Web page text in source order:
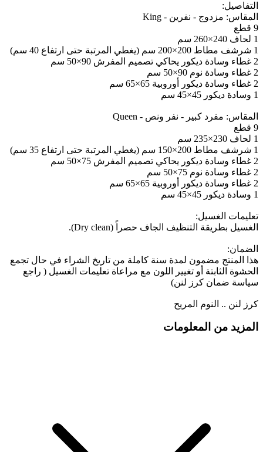
التفاصيل:
المقاس: مزدوج - نفرين - King
9 قطع
1 لحاف 240×260 سم
1 شرشف مطاط 200×200 سم (يغطي المرتبة حتى ارتفاع 40 سم)
2 غطاء وسادة ديكور يحاكي تصميم المفرش 90×50 سم
2 غطاء وسادة نوم 90×50 سم
2 غطاء وسادة ديكور أوروبية 65×65 سم
1 وسادة ديكور 45×45 سم
المقاس: مفرد كبير - نفر ونص - Queen
9 قطع
1 لحاف 230×235 سم
1 شرشف مطاط 200×150 سم (يغطي المرتبة حتى ارتفاع 35 سم)
2 غطاء وسادة ديكور يحاكي تصميم المفرش 75×50 سم
2 غطاء وسادة نوم 75×50 سم
2 غطاء وسادة ديكور أوروبية 65×65 سم
1 وسادة ديكور 45×45 سم
تعليمات الغسيل:
الغسيل بطريقة التنظيف الجاف حصراً (Dry clean).
الضمان:
هذا المنتج مضمون لمدة سنة كاملة من تاريخ الشراء في حال تجمع
الحشوة الثابتة أو تغيير اللون مع مراعاة تعليمات الغسيل ( راجع
سياسة ضمان كرز لنن)
كرز لنن .. النوم المريح
المزيد من المعلومات